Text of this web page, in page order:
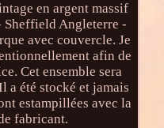
en argent massif
Sheffield Angleterre -
avec couvercle. Je
afin de
Cet ensemble sera
été stocké et jamais
estampillées avec la
fabricant.